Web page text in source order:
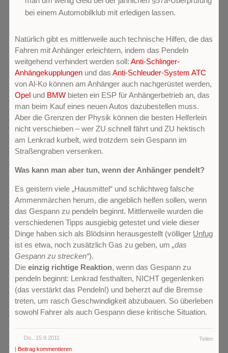
bei einem Automobilklub mit erledigen lassen.
Natürlich gibt es mittlerweile auch technische Hilfen, die das
Fahren mit Anhänger erleichtern, indem das Pendeln
weitgehend verhindert werden soll: Anti-Schlinger-
Anhängekupplungen und das Anti-Schleuder-System ATC
von Al-Ko können am Anhänger auch nachgerüstet werden,
Opel und BMW bieten ein ESP für Anhängerbetrieb an, das
man beim Kauf eines neuen Autos dazubestellen muss.
Aber die Grenzen der Physik können die besten Helferlein
nicht verschieben – wer ZU schnell fährt und ZU hektisch
am Lenkrad kurbelt, wird trotzdem sein Gespann im
Straßengraben versenken.
Was kann man aber tun, wenn der Anhänger pendelt?
Es geistern viele „Hausmittel“ und schlichtweg falsche
Ammenmärchen herum, die angeblich helfen sollen, wenn
das Gespann zu pendeln beginnt. Mittlerweile wurden die
verschiedenen Tipps ausgiebig getestet und viele dieser
Dinge haben sich als Blödsinn herausgestellt (völliger Unfug
ist es etwa, noch zusätzlich Gas zu geben, um „das
Gespann zu strecken“).
Die einzig richtige Reaktion, wenn das Gespann zu
pendeln beginnt: Lenkrad festhalten, NICHT gegenlenken
(das verstärkt das Pendeln!) und beherzt auf die Bremse
treten, um rasch Geschwindigkeit abzubauen. So überleben
sowohl Fahrer als auch Gespann diese kritische Situation.
Teilen
Do.. 15.9.2011
Beitrag kommentieren